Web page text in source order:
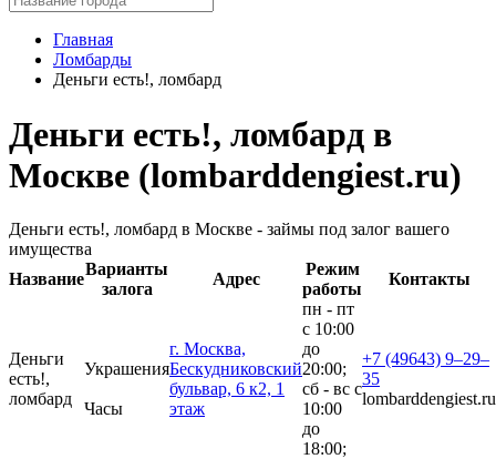
Главная
Ломбарды
Деньги есть!, ломбард
Деньги есть!, ломбард в
Москве (lombarddengiest.ru)
Деньги есть!, ломбард в Москве - займы под залог вашего
имущества
Название
Варианты
залога
Адрес
Режим
работы
Контакты
Деньги
есть!,
ломбард
Украшения
Часы
г. Москва,
Бескудниковский
бульвар, 6 к2, 1
этаж
пн - пт
с 10:00
до
20:00;
сб - вс с
10:00
до
18:00;
+7 (49643) 9‒29‒
35
lombarddengiest.ru